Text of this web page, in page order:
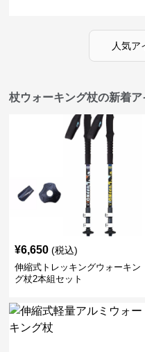
人気ア
杖ウォーキング杖の新着ア
¥6,650 (税込)
伸縮式トレッキングウォーキン
グ杖2本組セット